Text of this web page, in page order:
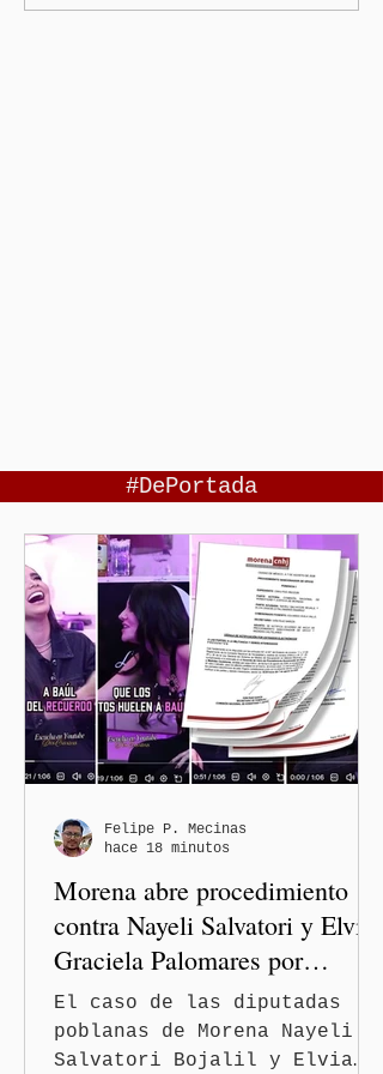
#DePortada
Morena abre procedimiento
contra Nayeli Salvatori y Elvia
Graciela Palomares por
discriminación y burlas
El caso de las diputadas
poblanas de Morena Nayeli
Salvatori Bojalil y Elvia
Felipe P. Mecinas
hace 18 minutos